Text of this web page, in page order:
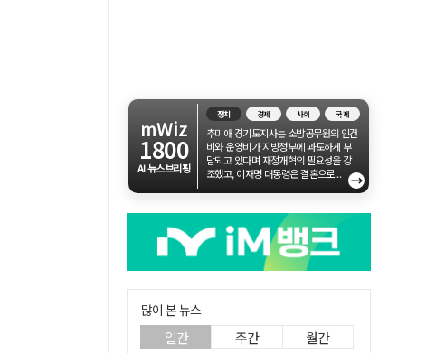
mWiz
1800
AI 뉴스브리핑
정치 경제 사회 국제
추미애 경기도지사는 소방공무원의 인건
비와 운영비가 지방정부에 과도하게 부
담되고 있다며 재정개혁의 필요성을 강
조했고, 이재명 대통령은 결혼으로...
→
많이 본 뉴스
일간 주간 월간